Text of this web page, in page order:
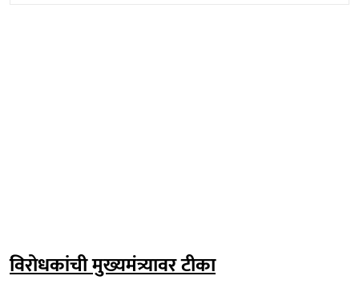
विरोधकांची मुख्यमंत्र्यावर टीका